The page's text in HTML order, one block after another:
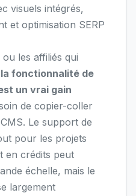
visuels intégrés,
et optimisation SERP
les affiliés qui
la fonctionnalité de
un vrai gain
de copier-coller
Le support de
pour les projets
en crédits peut
échelle, mais le
largement